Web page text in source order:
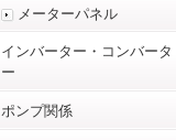
メーターパネル
インバーター・コンバータ
ー
ポンプ関係